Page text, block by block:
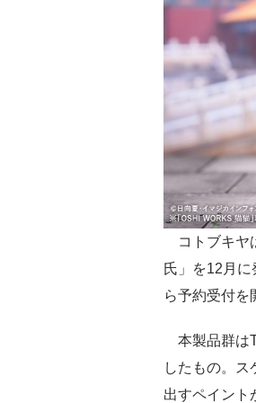
コトブキヤ
氏」を12月
ら予約受付を
本製品群は
したもの。
出すペイント